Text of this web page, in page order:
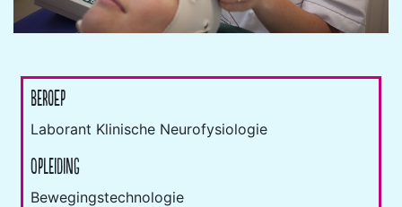
Beroep
Laborant Klinische Neurofysiologie
Opleiding
Bewegingstechnologie